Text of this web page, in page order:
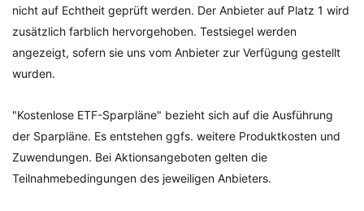
nicht auf Echtheit geprüft werden. Der Anbieter auf Platz 1 wird
zusätzlich farblich hervorgehoben. Testsiegel werden
angezeigt, sofern sie uns vom Anbieter zur Verfügung gestellt
wurden.
"Kostenlose ETF-Sparpläne" bezieht sich auf die Ausführung
der Sparpläne. Es entstehen ggfs. weitere Produktkosten und
Zuwendungen. Bei Aktionsangeboten gelten die
Teilnahmebedingungen des jeweiligen Anbieters.